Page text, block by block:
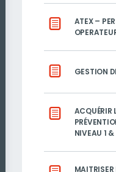
ATEX –
GESTION
ACQUÉRIR
NIVEAU 1 &
MAITRISER